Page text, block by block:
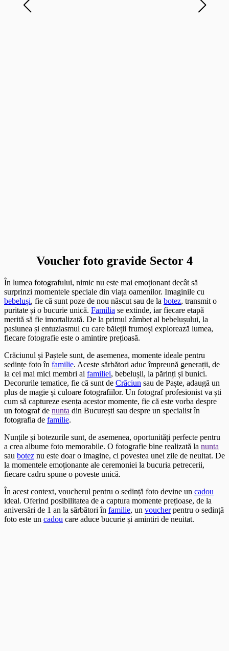
Voucher foto gravide Sector 4
În lumea fotografului, nimic nu este mai emoționant decât să
surprinzi momentele speciale din viața oamenilor. Imaginile cu
bebeluși, fie că sunt poze de nou născut sau de la botez, transmit o
puritate și o bucurie unică. Familia se extinde, iar fiecare etapă
merită să fie imortalizată. De la primul zâmbet al bebelușului, la
pasiunea și entuziasmul cu care băieții frumoși explorează lumea,
fiecare fotografie este o amintire prețioasă.
Crăciunul și Paștele sunt, de asemenea, momente ideale pentru
sedințe foto în familie. Aceste sărbători aduc împreună generații, de
la cei mai mici membri ai familiei, bebelușii, la părinți și bunici.
Decorurile tematice, fie că sunt de Crăciun sau de Paște, adaugă un
plus de magie și culoare fotografiilor. Un fotograf profesionist va ști
cum să captureze esența acestor momente, fie că este vorba despre
un fotograf de nunta din București sau despre un specialist în
fotografia de familie.
Nunțile și botezurile sunt, de asemenea, oportunități perfecte pentru
a crea albume foto memorabile. O fotografie bine realizată la nunta
sau botez nu este doar o imagine, ci povestea unei zile de neuitat. De
la momentele emoționante ale ceremoniei la bucuria petrecerii,
fiecare cadru spune o poveste unică.
În acest context, voucherul pentru o sedință foto devine un cadou
ideal. Oferind posibilitatea de a captura momente prețioase, de la
aniversări de 1 an la sărbători în familie, un voucherpentru o sedință
foto este un cadou care aduce bucurie și amintiri de neuitat.